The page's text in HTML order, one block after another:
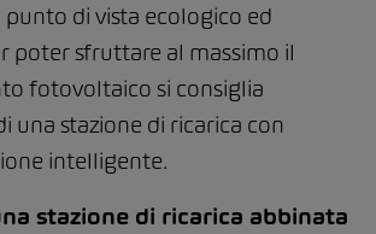
di vista ecologico ed
poter sfruttare al massimo il
fotovoltaico si consiglia
una stazione di ricarica con
intelligente.
stazione di ricarica abbinata